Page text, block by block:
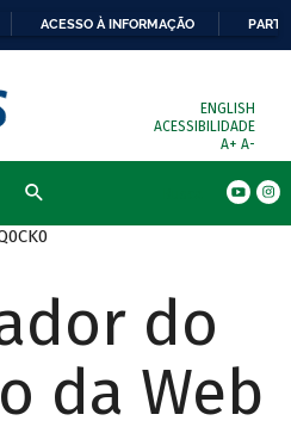
ACESSO À INFORMAÇÃO
ENGLISH
ACESSIBILIDADE
A+ A-
do
da Web